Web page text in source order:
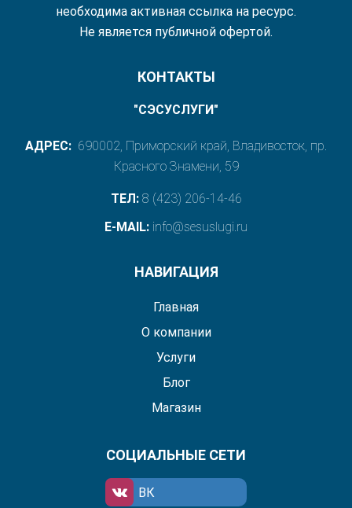
необходима активная ссылка на ресурс.
Не является публичной офертой.
КОНТАКТЫ
"СЭСУСЛУГИ"
АДРЕС: 690002, Приморский край, Владивосток, пр.
Красного Знамени, 59
ТЕЛ: 8 (423) 206-14-46
E-MAIL: info@sesuslugi.ru
НАВИГАЦИЯ
Главная
О компании
Услуги
Блог
Магазин
СОЦИАЛЬНЫЕ СЕТИ
ВК